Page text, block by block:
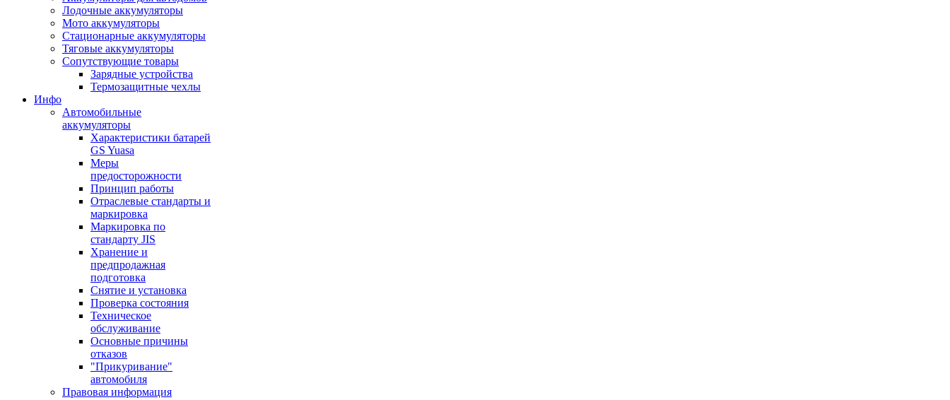
Лодочные аккумуляторы
Мото аккумуляторы
Стационарные аккумуляторы
Тяговые аккумуляторы
Сопутствующие товары
Зарядные устройства
Термозащитные чехлы
Инфо
Автомобильные
аккумуляторы
Характеристики батарей
GS Yuasa
Меры
предосторожности
Принцип работы
Отраслевые стандарты и
маркировка
Маркировка по
стандарту JIS
Хранение и
предпродажная
подготовка
Снятие и установка
Проверка состояния
Техническое
обслуживание
Основные причины
отказов
"Прикуривание"
автомобиля
Правовая информация